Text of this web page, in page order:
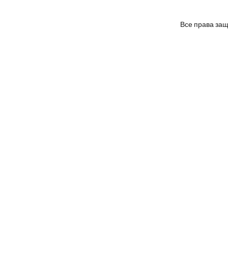
Все права